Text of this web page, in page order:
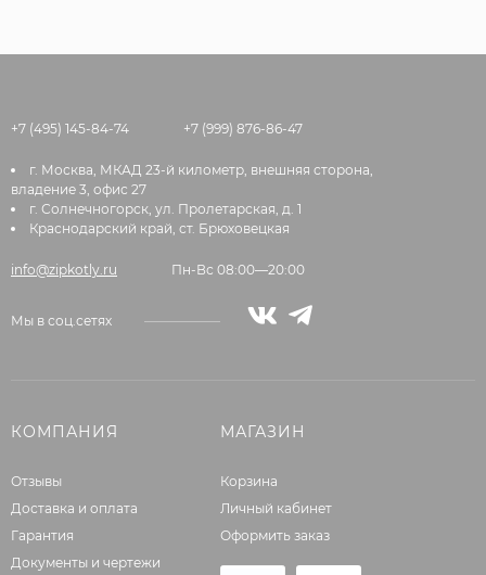
+7 (495) 145-84-74 +7 (999) 876-86-47
г. Москва, МКАД 23-й километр, внешняя сторона,
владение 3, офис 27
г. Солнечногорск, ул. Пролетарская, д. 1
Краснодарский край, ст. Брюховецкая
info@zipkotly.ru Пн-Вс 08:00—20:00
Мы в соц.сетях
КОМПАНИЯ
Отзывы
Доставка и оплата
Гарантия
Документы и чертежи
МАГАЗИН
Корзина
Личный кабинет
Оформить заказ